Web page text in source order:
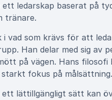
ledarskap baserat på
tränare.
i vad som krävs för att
Han delar med sig av
på vägen. Hans
fokus på målsättning.
ett lättillgängligt sätt kan